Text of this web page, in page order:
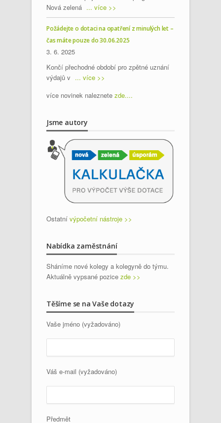
Nová zelená ... více >>
Požádejte o dotaci na opatření z minulých let –
čas máte pouze do 30.06.2025
3. 6. 2025
Končí přechodné období pro zpětné uznání
výdajů v ... více >>
více novinek naleznete zde....
Jsme autory
Ostatní výpočetní nástroje >>
Nabídka zaměstnání
Sháníme nové kolegy a kolegyně do týmu.
Aktuálně vypsané pozice zde >>
Těšíme se na Vaše dotazy
Vaše jméno (vyžadováno)
Váš e-mail (vyžadováno)
Předmět